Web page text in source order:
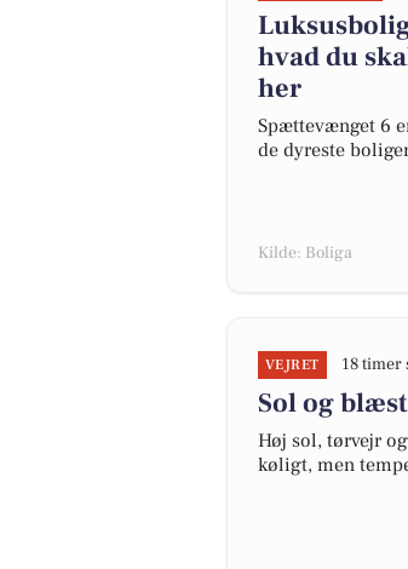
hvad du
her
Spættevænget 6
de dyreste
Kilde: Boliga
VEJRET 18 timer
Sol og
Høj sol, tørvejr
køligt, men